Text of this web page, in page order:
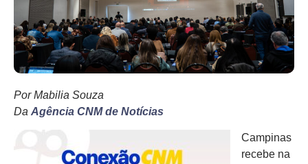
Por Mabilia Souza
Da Agência CNM de Notícias
Campinas
recebe na